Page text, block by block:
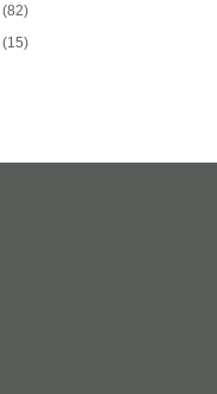
(82)
(15)